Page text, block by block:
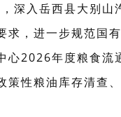
深入岳西县大别
求，进一步规范国
心2026年度粮食
策性粮油库存清查